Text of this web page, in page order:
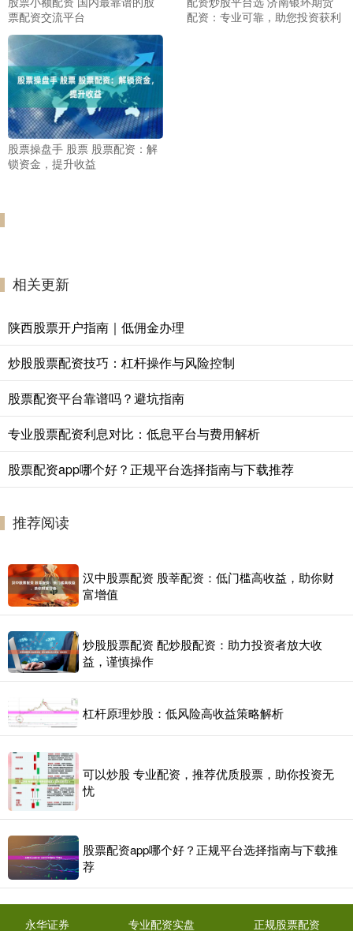
票配资交流平台
配资：专业可靠，助您投资获利
股票操盘手 股票 股票配资：解
锁资金，提升收益
相关更新
陕西股票开户指南｜低佣金办理
炒股股票配资技巧：杠杆操作与风险控制
股票配资平台靠谱吗？避坑指南
专业股票配资利息对比：低息平台与费用解析
股票配资app哪个好？正规平台选择指南与下载推荐
推荐阅读
汉中股票配资 股莘配资：低门槛高收益，助你财
富增值
炒股股票配资 配炒股配资：助力投资者放大收
益，谨慎操作
杠杆原理炒股：低风险高收益策略解析
可以炒股 专业配资，推荐优质股票，助你投资无
忧
股票配资app哪个好？正规平台选择指南与下载推
荐
永华证券 专业配资实盘 正规股票配资